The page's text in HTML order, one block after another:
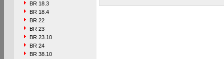
BR 18.3
BR 18.4
BR 22
BR 23
BR 23.10
BR 24
BR 38.10